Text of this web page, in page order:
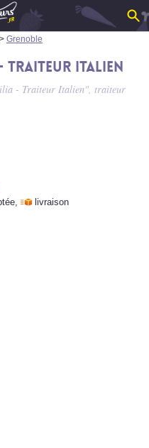
> Grenoble
Traiteur Italien
- Traiteur Italien", traiteur
, livraison